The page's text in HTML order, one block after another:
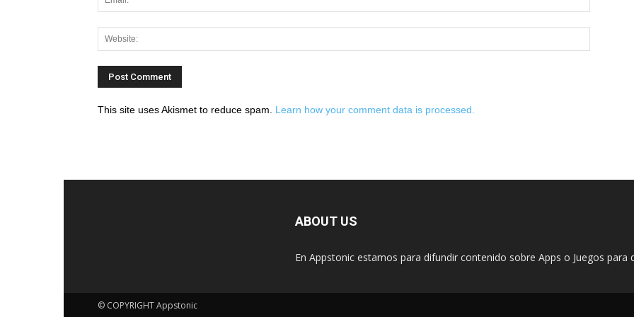
This site uses Akismet to reduce spam. Learn how your comment data is processed.
ABOUT US
En Appstonic estamos para difundir contenido sobre Apps o Juegos para
© COPYRIGHT Appstonic